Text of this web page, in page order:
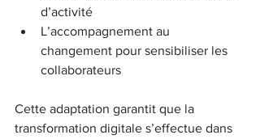
d’activité
L’accompagnement au
changement pour sensibiliser les
collaborateurs
Cette adaptation garantit que la
transformation digitale s’effectue dans